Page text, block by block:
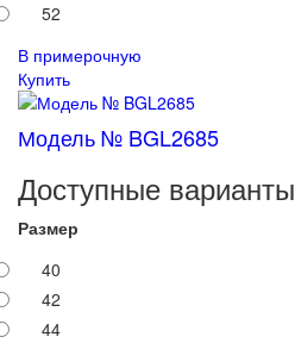
52
В примерочную
Купить
Модель № BGL2685
Доступные варианты
Размер
40
42
44